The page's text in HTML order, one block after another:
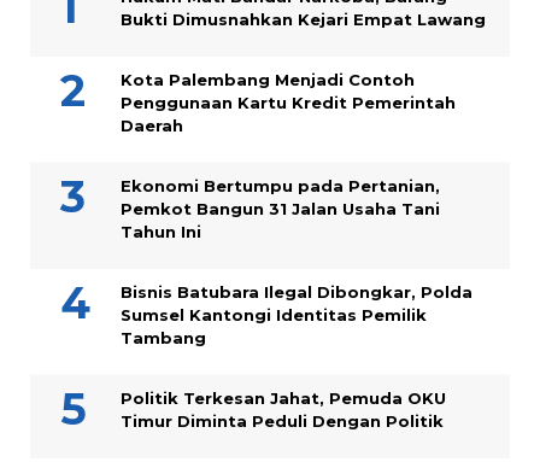
Bukti Dimusnahkan Kejari Empat Lawang
Kota Palembang Menjadi Contoh
Penggunaan Kartu Kredit Pemerintah
Daerah
Ekonomi Bertumpu pada Pertanian,
Pemkot Bangun 31 Jalan Usaha Tani
Tahun Ini
Bisnis Batubara Ilegal Dibongkar, Polda
Sumsel Kantongi Identitas Pemilik
Tambang
Politik Terkesan Jahat, Pemuda OKU
Timur Diminta Peduli Dengan Politik